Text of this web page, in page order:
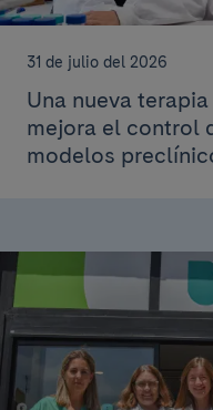
31 de julio del 2026
Una nueva
mejora el control
modelos